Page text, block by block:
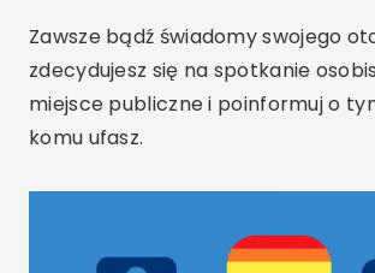
Zawsze bądź świadomy swojego
zdecydujesz się na spotkanie
miejsce publiczne i poinformuj o
komu ufasz.